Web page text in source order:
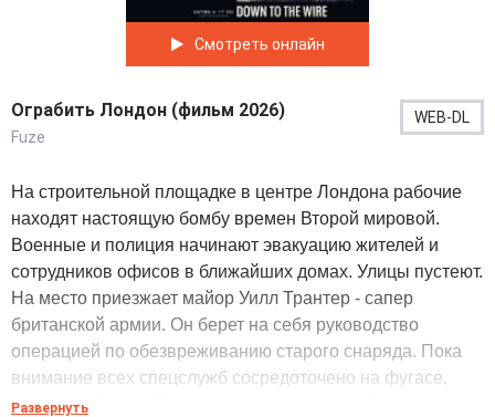
Смотреть онлайн
Ограбить Лондон (фильм 2026)
Fuze
WEB-DL
На строительной площадке в центре Лондона рабочие
находят настоящую бомбу времен Второй мировой.
Военные и полиция начинают эвакуацию жителей и
сотрудников офисов в ближайших домах. Улицы пустеют.
На место приезжает майор Уилл Трантер - сапер
британской армии. Он берет на себя руководство
операцией по обезвреживанию старого снаряда. Пока
внимание всех спецслужб сосредоточено на фугасе,
группа грабителей проникает в хранилище банка,
Развернуть